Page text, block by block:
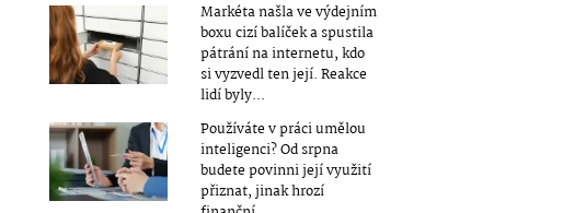
Markéta našla ve výdejním
boxu cizí balíček a spustila
pátrání na internetu, kdo
si vyzvedl ten její. Reakce
lidí byly...
Používáte v práci umělou
inteligenci? Od srpna
budete povinni její využití
přiznat, jinak hrozí